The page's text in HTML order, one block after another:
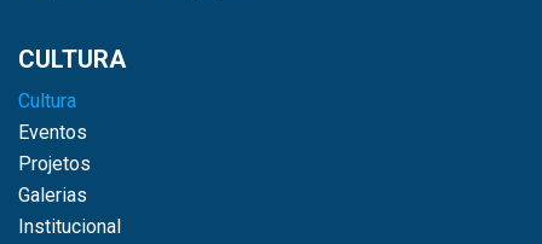
CULTURA
Cultura
Eventos
Projetos
Galerias
Institucional